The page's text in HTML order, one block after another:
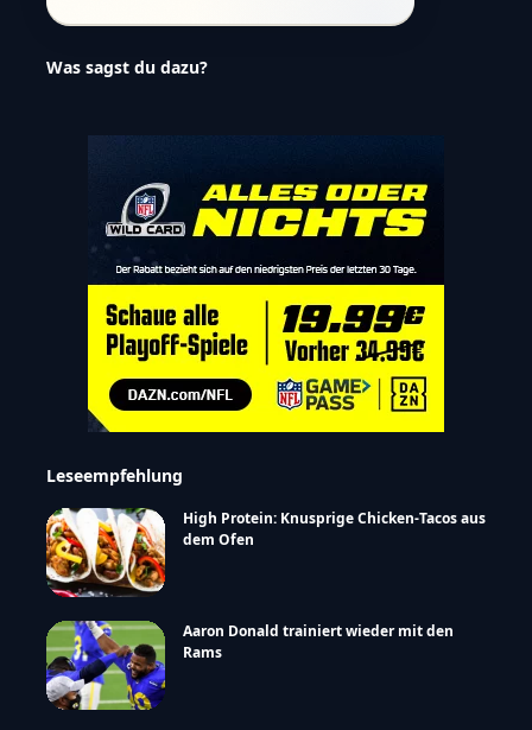
Was sagst du dazu?
Leseempfehlung
High Protein: Knusprige Chicken-Tacos aus
dem Ofen
Aaron Donald trainiert wieder mit den
Rams